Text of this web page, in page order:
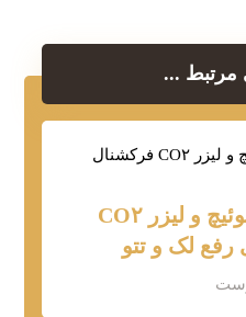
مرتبط ...
تفاوت لیزر کیوسوئیچ و لیزر CO۲
رفع لک و تتو